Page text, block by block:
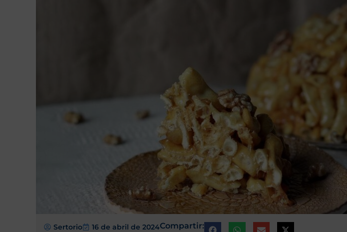
Sertorio 16 de abril de 2024Compartir: